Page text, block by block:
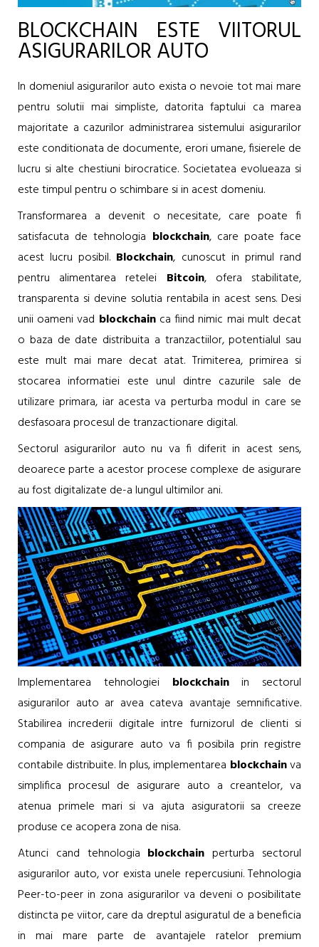
BLOCKCHAIN ESTE VIITORUL
ASIGURARILOR AUTO
In domeniul asigurarilor auto exista o nevoie tot mai mare
pentru solutii mai simpliste, datorita faptului ca marea
majoritate a cazurilor administrarea sistemului asigurarilor
este conditionata de documente, erori umane, fisierele de
lucru si alte chestiuni birocratice. Societatea evolueaza si
este timpul pentru o schimbare si in acest domeniu.
Transformarea a devenit o necesitate, care poate fi
satisfacuta de tehnologia blockchain, care poate face
acest lucru posibil. Blockchain, cunoscut in primul rand
pentru alimentarea retelei Bitcoin, ofera stabilitate,
transparenta si devine solutia rentabila in acest sens. Desi
unii oameni vad blockchainca fiind nimic mai mult decat
o baza de date distribuita a tranzactiilor, potentialul sau
este mult mai mare decat atat. Trimiterea, primirea si
stocarea informatiei este unul dintre cazurile sale de
utilizare primara, iar acesta va perturba modul in care se
desfasoara procesul de tranzactionare digital.
Sectorul asigurarilor auto nu va fi diferit in acest sens,
deoarece parte a acestor procese complexe de asigurare
au fost digitalizate de-a lungul ultimilor ani.
Implementarea tehnologiei blockchainin sectorul
asigurarilor auto ar avea cateva avantaje semnificative.
Stabilirea increderii digitale intre furnizorul de clienti si
compania de asigurare auto va fi posibila prin registre
contabile distribuite. In plus, implementarea blockchainva
simplifica procesul de asigurare auto a creantelor, va
atenua primele mari si va ajuta asiguratorii sa creeze
produse ce acopera zona de nisa.
Atunci cand tehnologia blockchain perturba sectorul
asigurarilor auto, vor exista unele repercusiuni. Tehnologia
Peer-to-peer in zona asigurarilor va deveni o posibilitate
distincta pe viitor, care da dreptul asiguratul de a beneficia
in mai mare parte de avantajele ratelor premium